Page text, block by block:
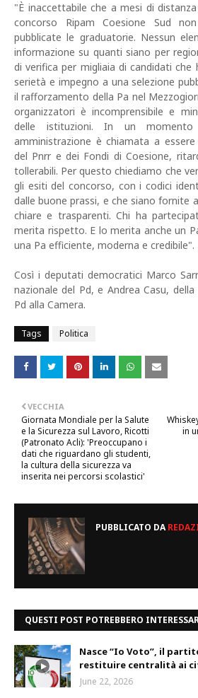
"È inaccettabile che a mesi di
concorso Ripam Coesione Sud
pubblicate le graduatorie. Nessun
informazione su quanti siano per
di verifica per migliaia di candidati
serietà e impegno a una selezione
il rafforzamento della Pa nel
organizzatori è incomprensibile e
delle istituzioni. In un
amministrazione è chiamata a
del Pnrr e dei Fondi di Coesione,
tollerabili. Per questo chiediamo che
gli esiti del concorso, con i codici
dalle buone prassi, e che siano fornite
chiare e trasparenti. Chi ha
merita rispetto. E lo merita anche un
una Pa efficiente, moderna e credibile".
Così i deputati democratici Marco
nazionale del Pd, e Andrea Casu,
Pd alla Camera.
Tags Politica
in
VECCHIA
Giornata Mondiale per la Salute
e la Sicurezza sul Lavoro, Ricotti
(Patronato Acli): 'Preoccupano i
dati che riguardano gli studenti,
la cultura della sicurezza va
inserita nei percorsi scolastici'
PUBBLICATO DA
QUESTI POST POTREBBERO
Nasce “Io Voto”, il
restituire centralità ai
June 22, 2026